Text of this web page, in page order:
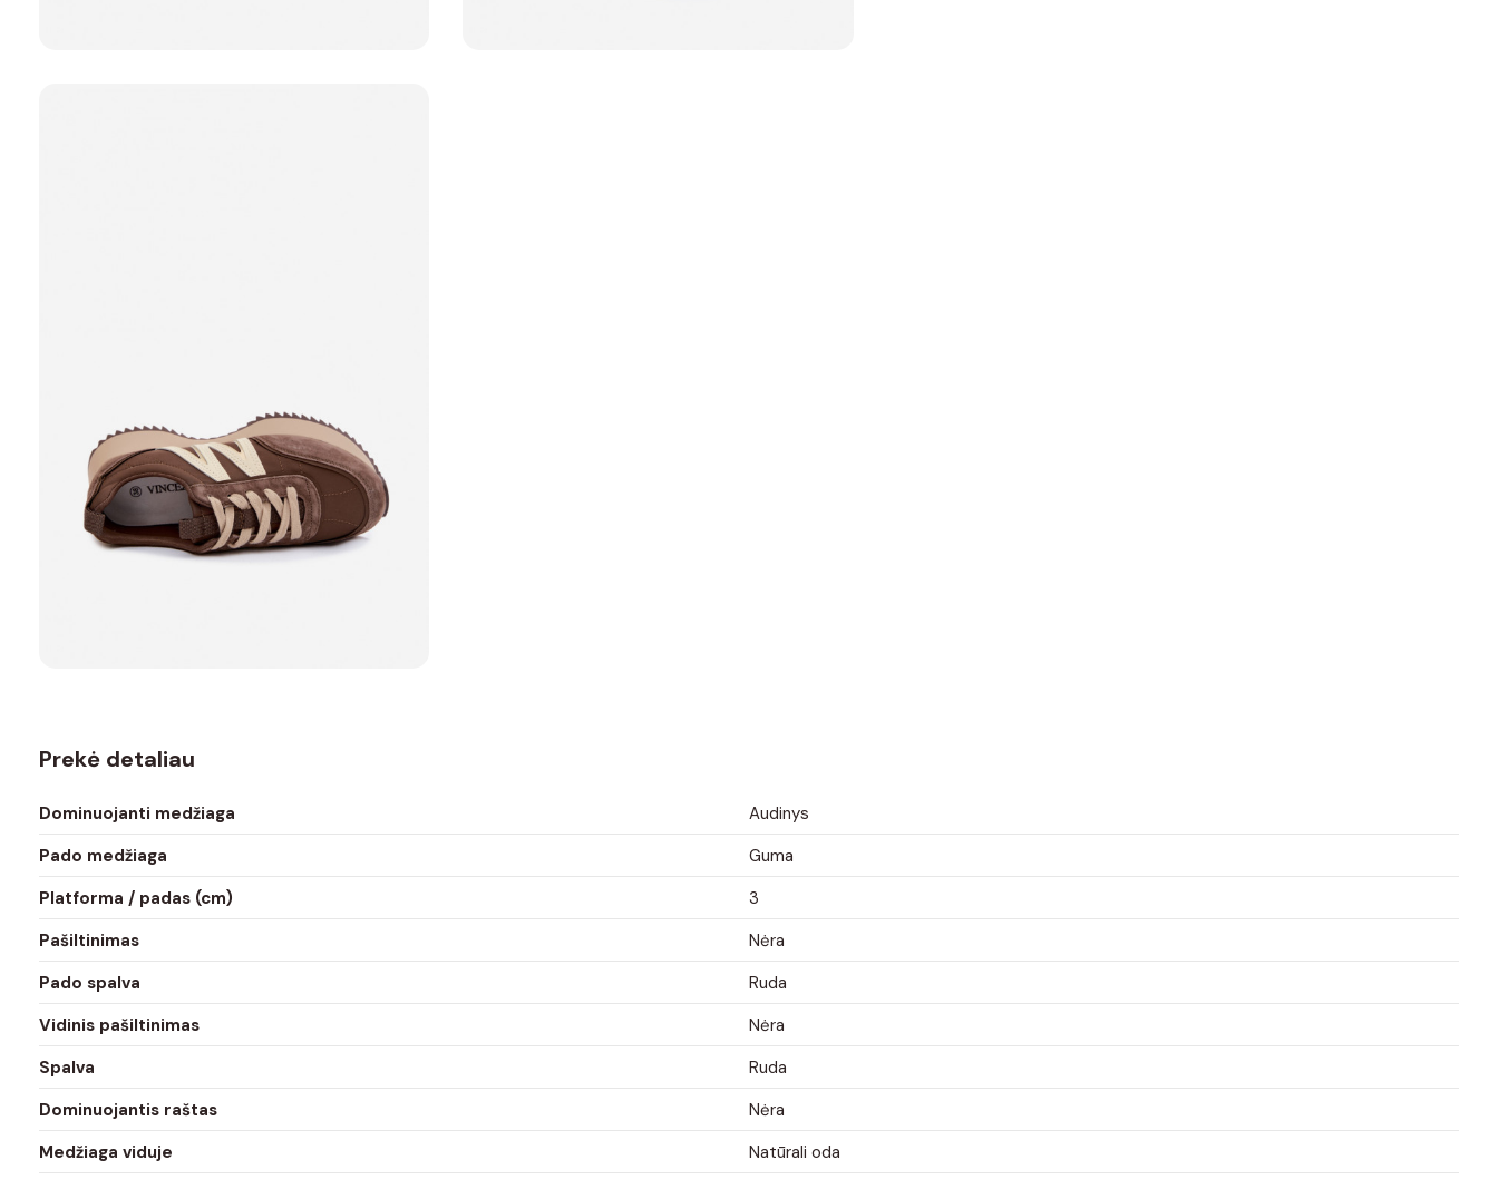
Prekė detaliau
Dominuojanti medžiaga
Audinys
Pado medžiaga
Guma
Platforma / padas (cm)
3
Pašiltinimas
Nėra
Pado spalva
Ruda
Vidinis pašiltinimas
Nėra
Spalva
Ruda
Dominuojantis raštas
Nėra
Medžiaga viduje
Natūrali oda